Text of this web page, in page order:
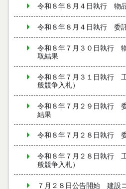
令和８年８月４日執行 物
令和８年８月４日執行 委
令和８年７月３０日執行
取結果
令和８年７月３１日執行
般競争入札）
令和８年７月２９日執行
結果
令和８年７月２８日執行
令和８年７月２８日執行
般競争入札）
７月２８日公告開始 建設